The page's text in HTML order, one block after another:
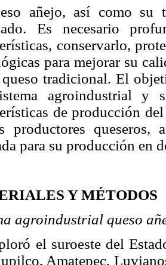
añejo, así como su
Es necesario
conservarlo,
para mejorar su
tradicional. El
agroindustrial y
de producción
productores queseros,
para su producción en
Y MÉTODOS
agroindustrial queso
el suroeste del
Amatepec,